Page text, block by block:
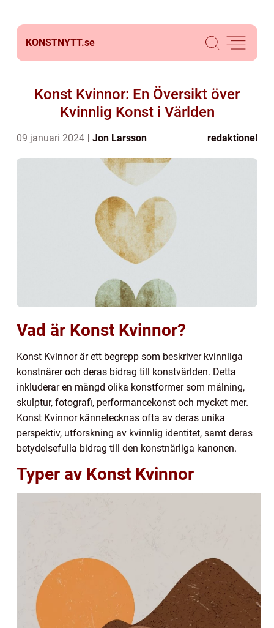
KONSTNYTT.se
Konst Kvinnor: En Översikt över
Kvinnlig Konst i Världen
09 januari 2024 Jon Larsson redaktionel
Vad är Konst Kvinnor?
Konst Kvinnor är ett begrepp som beskriver kvinnliga
konstnärer och deras bidrag till konstvärlden. Detta
inkluderar en mängd olika konstformer som målning,
skulptur, fotografi, performancekonst och mycket mer.
Konst Kvinnor kännetecknas ofta av deras unika
perspektiv, utforskning av kvinnlig identitet, samt deras
betydelsefulla bidrag till den konstnärliga kanonen.
Typer av Konst Kvinnor